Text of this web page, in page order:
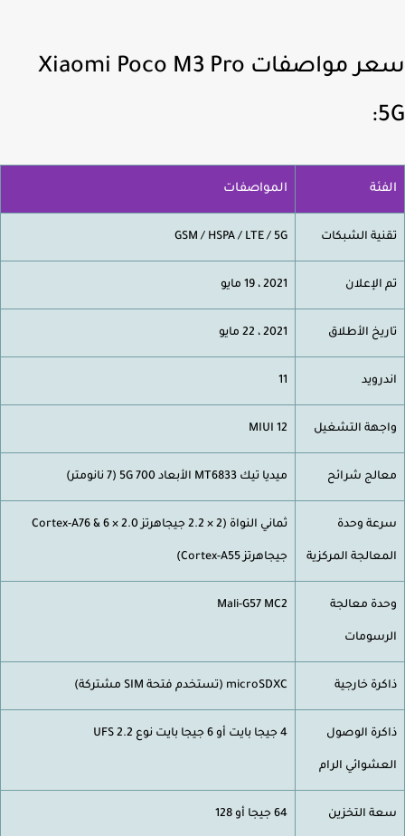
سعر مواصفات Xiaomi Poco M3 Pro
المواصفات
الشبكات GSM / HSPA / LTE / 5G
الإعلان 2021 ، 19 مايو
الأطلاق 2021 ، 22 مايو
التشغيل MIUI 12
شرائح ميديا ​​تيك MT6833 الأبعاد 700 5G (7 نانومتر)
وحدة
المركزية
ثماني النواة (2 × 2.2 جيجاهرتز Cortex-A76 & 6 × 2.0
جيجاهرتز Cortex-A55)
معالجة Mali-G57 MC2
خارجية microSDXC (تستخدم فتحة SIM مشتركة)
الوصول
الرام
التخزين